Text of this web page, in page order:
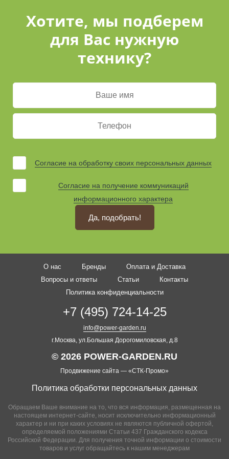
Хотите, мы подберем
для Вас нужную
технику?
Согласие на обработку своих персональных данных
Согласие на получение коммуникаций
информационного характера
Да, подобрать!
О нас Бренды
Оплата и Доставка
Вопросы и ответы
Статьи
Контакты
Политика конфиденциальности
+7 (495) 724-14-25
info@power-garden.ru
г.Москва, ул.Большая Дорогомиловская, д.8
Обращаем Ваше внимание на то, что вся информация, размещенная на
настоящем интернет-сайте, носит исключительно информационный
характер и ни при каких условиях не являются публичной офертой,
определяемой положениями Статьи 437 Гражданского кодекса
Российской Федерации. Для получения точной информации о стоимости
товаров и услуг обращайтесь к нашим менеджерам
© 2026 POWER-GARDEN.RU
Продвижение сайта — «СТК-Промо»
Политика обработки персональных данных